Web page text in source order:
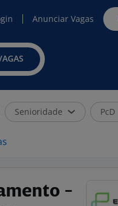
Anunciar Vagas
Senioridade PcD
-